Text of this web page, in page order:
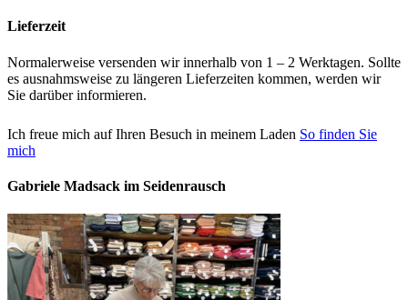
Lieferzeit
Normalerweise versenden wir innerhalb von 1 – 2 Werktagen. Sollte
es ausnahmsweise zu längeren Lieferzeiten kommen, werden wir
Sie darüber informieren.
Ich freue mich auf Ihren Besuch in meinem Laden So finden Sie
mich
Gabriele Madsack im Seidenrausch